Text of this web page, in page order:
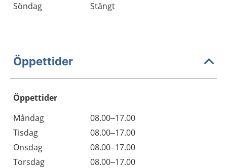
Söndag
Stängt
Öppettider
Öppettider
Dag
Öppettider
Kommentarer
Måndag
08.00–17.00
Tisdag
08.00–17.00
Onsdag
08.00–17.00
Torsdag
08.00–17.00